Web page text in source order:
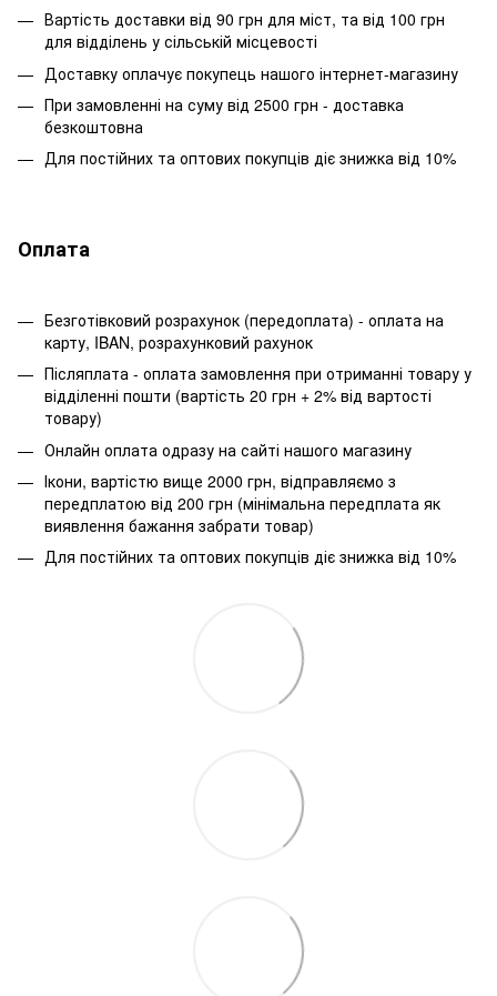
Вартість доставки від 90 грн для міст, та від 100 грн
для відділень у сільській місцевості
Доставку оплачує покупець нашого інтернет-магазину
При замовленні на суму від 2500 грн - доставка
безкоштовна
Для постійних та оптових покупців діє знижка від 10%
Оплата
Безготівковий розрахунок (передоплата) - оплата на
карту, IBAN, розрахунковий рахунок
Післяплата - оплата замовлення при отриманні товару у
відділенні пошти (вартість 20 грн + 2% від вартості
товару)
Онлайн оплата одразу на сайті нашого магазину
Ікони, вартістю вище 2000 грн, відправляємо з
передплатою від 200 грн (мінімальна передплата як
виявлення бажання забрати товар)
Для постійних та оптових покупців діє знижка від 10%